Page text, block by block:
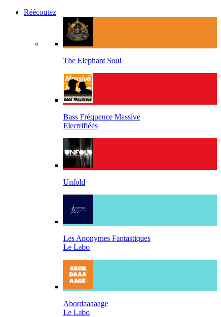
Réécoutez
The Elephant Soul
Bass Fréquence Massive
Electrifiées
Unfold
Les Anonymes Fantastiques
Le Labo
Abordaaaaage
Le Labo